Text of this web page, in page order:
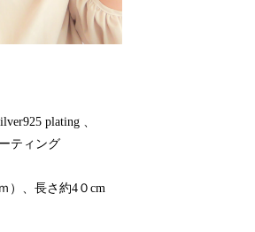
plating 、
ティング
）、長さ約4０cm